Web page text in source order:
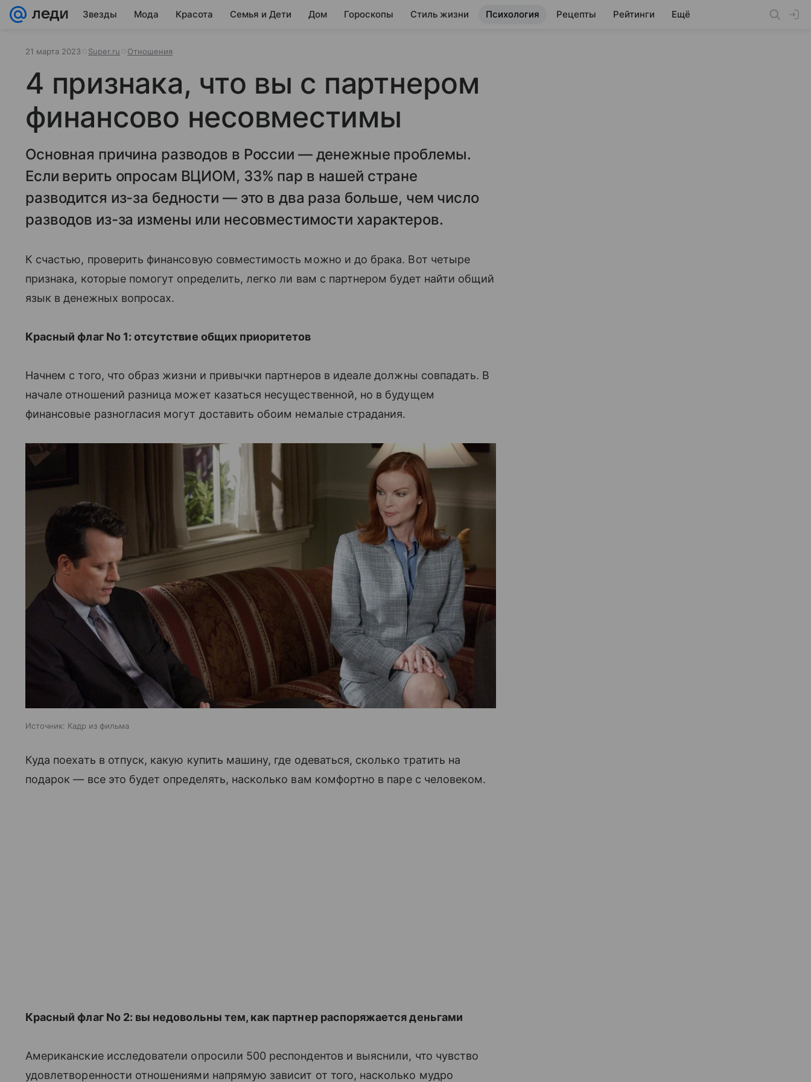
Звезды Мода Красота Семья и Дети Дом Гороскопы Стиль жизни Психология Рецепты Рейтинги Ещё
21 марта 2023 Super.ru Отношения
4 признака, что вы с партнером
финансово несовместимы
Основная причина разводов в России — денежные проблемы.
Если верить опросам ВЦИОМ, 33% пар в нашей стране
разводится из-за бедности — это в два раза больше, чем число
разводов из-за измены или несовместимости характеров.
К счастью, проверить финансовую совместимость можно и до брака. Вот четыре
признака, которые помогут определить, легко ли вам с партнером будет найти общий
язык в денежных вопросах.
Красный флаг No 1: отсутствие общих приоритетов
Начнем с того, что образ жизни и привычки партнеров в идеале должны совпадать. В
начале отношений разница может казаться несущественной, но в будущем
финансовые разногласия могут доставить обоим немалые страдания.
Источник: Кадр из фильма
Куда поехать в отпуск, какую купить машину, где одеваться, сколько тратить на
подарок — все это будет определять, насколько вам комфортно в паре с человеком.
Красный флаг No 2: вы недовольны тем, как партнер распоряжается деньгами
Американские исследователи опросили 500 респондентов и выяснили, что чувство
удовлетворенности отношениями напрямую зависит от того, насколько мудро